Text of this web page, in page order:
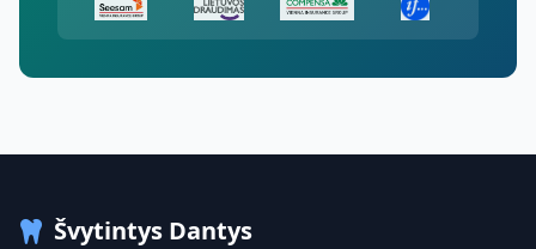
Švytintys Dantys